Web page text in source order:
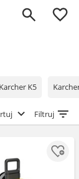
0
Karcher K5
Filtruj